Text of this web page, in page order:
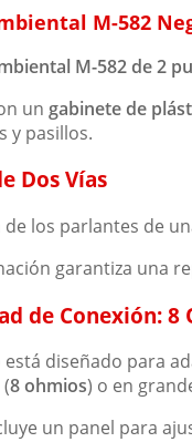
M-582
M-582 de 2
un gabinete de
y pasillos.
Dos Vías
de los parlantes de
garantiza una
de Conexión: 8
está diseñado para
8 ohmios) o en
un panel para